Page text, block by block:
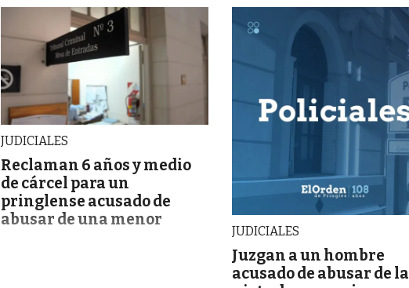
JUDICIALES
Reclaman 6 años y medio
de cárcel para un
pringlense acusado de
abusar de una menor
JUDICIALES
Juzgan a un hombre
acusado de abusar de la